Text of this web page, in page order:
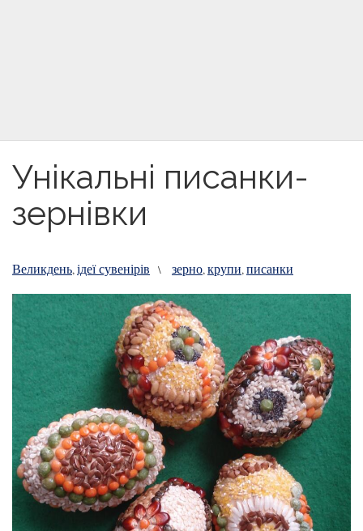
Унікальні писанки-
зернівки
Великдень,ідеї сувенірів \ зерно,крупи,писанки